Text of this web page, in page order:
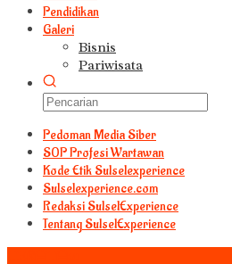
Pendidikan
Galeri
Bisnis
Pariwisata
Pedoman Media Siber
S0P Profesi Wartawan
Kode Etik Sulselexperience
Sulselexperience.com
Redaksi SulselExperience
Tentang SulselExperience